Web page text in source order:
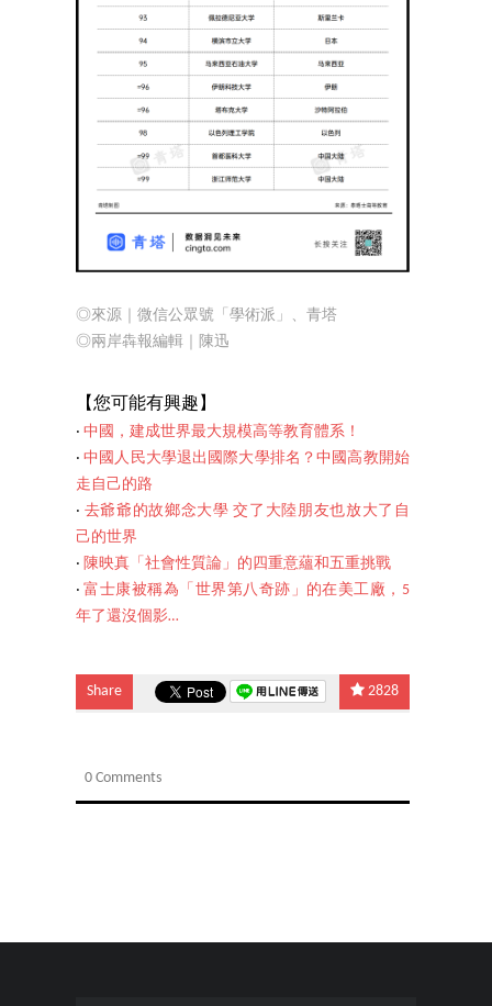
◎來源｜微信公眾號「學術派」、青塔
◎兩岸犇報編輯｜陳迅
【您可能有興趣 】
‧ 中國，建成世界最大規模高等教育體系！
‧中國人民大學退出國際大學排名？中國高教開始
走自己的路
‧ 去爺爺的故鄉念大學 交了大陸朋友也放大了自
己的世界
‧ 陳映真「社會性質論」的四重意蘊和五重挑戰
‧富士康被稱為「世界第八奇跡」的在美工廠，5
年了還沒個影…
Share 2828
0 Comments